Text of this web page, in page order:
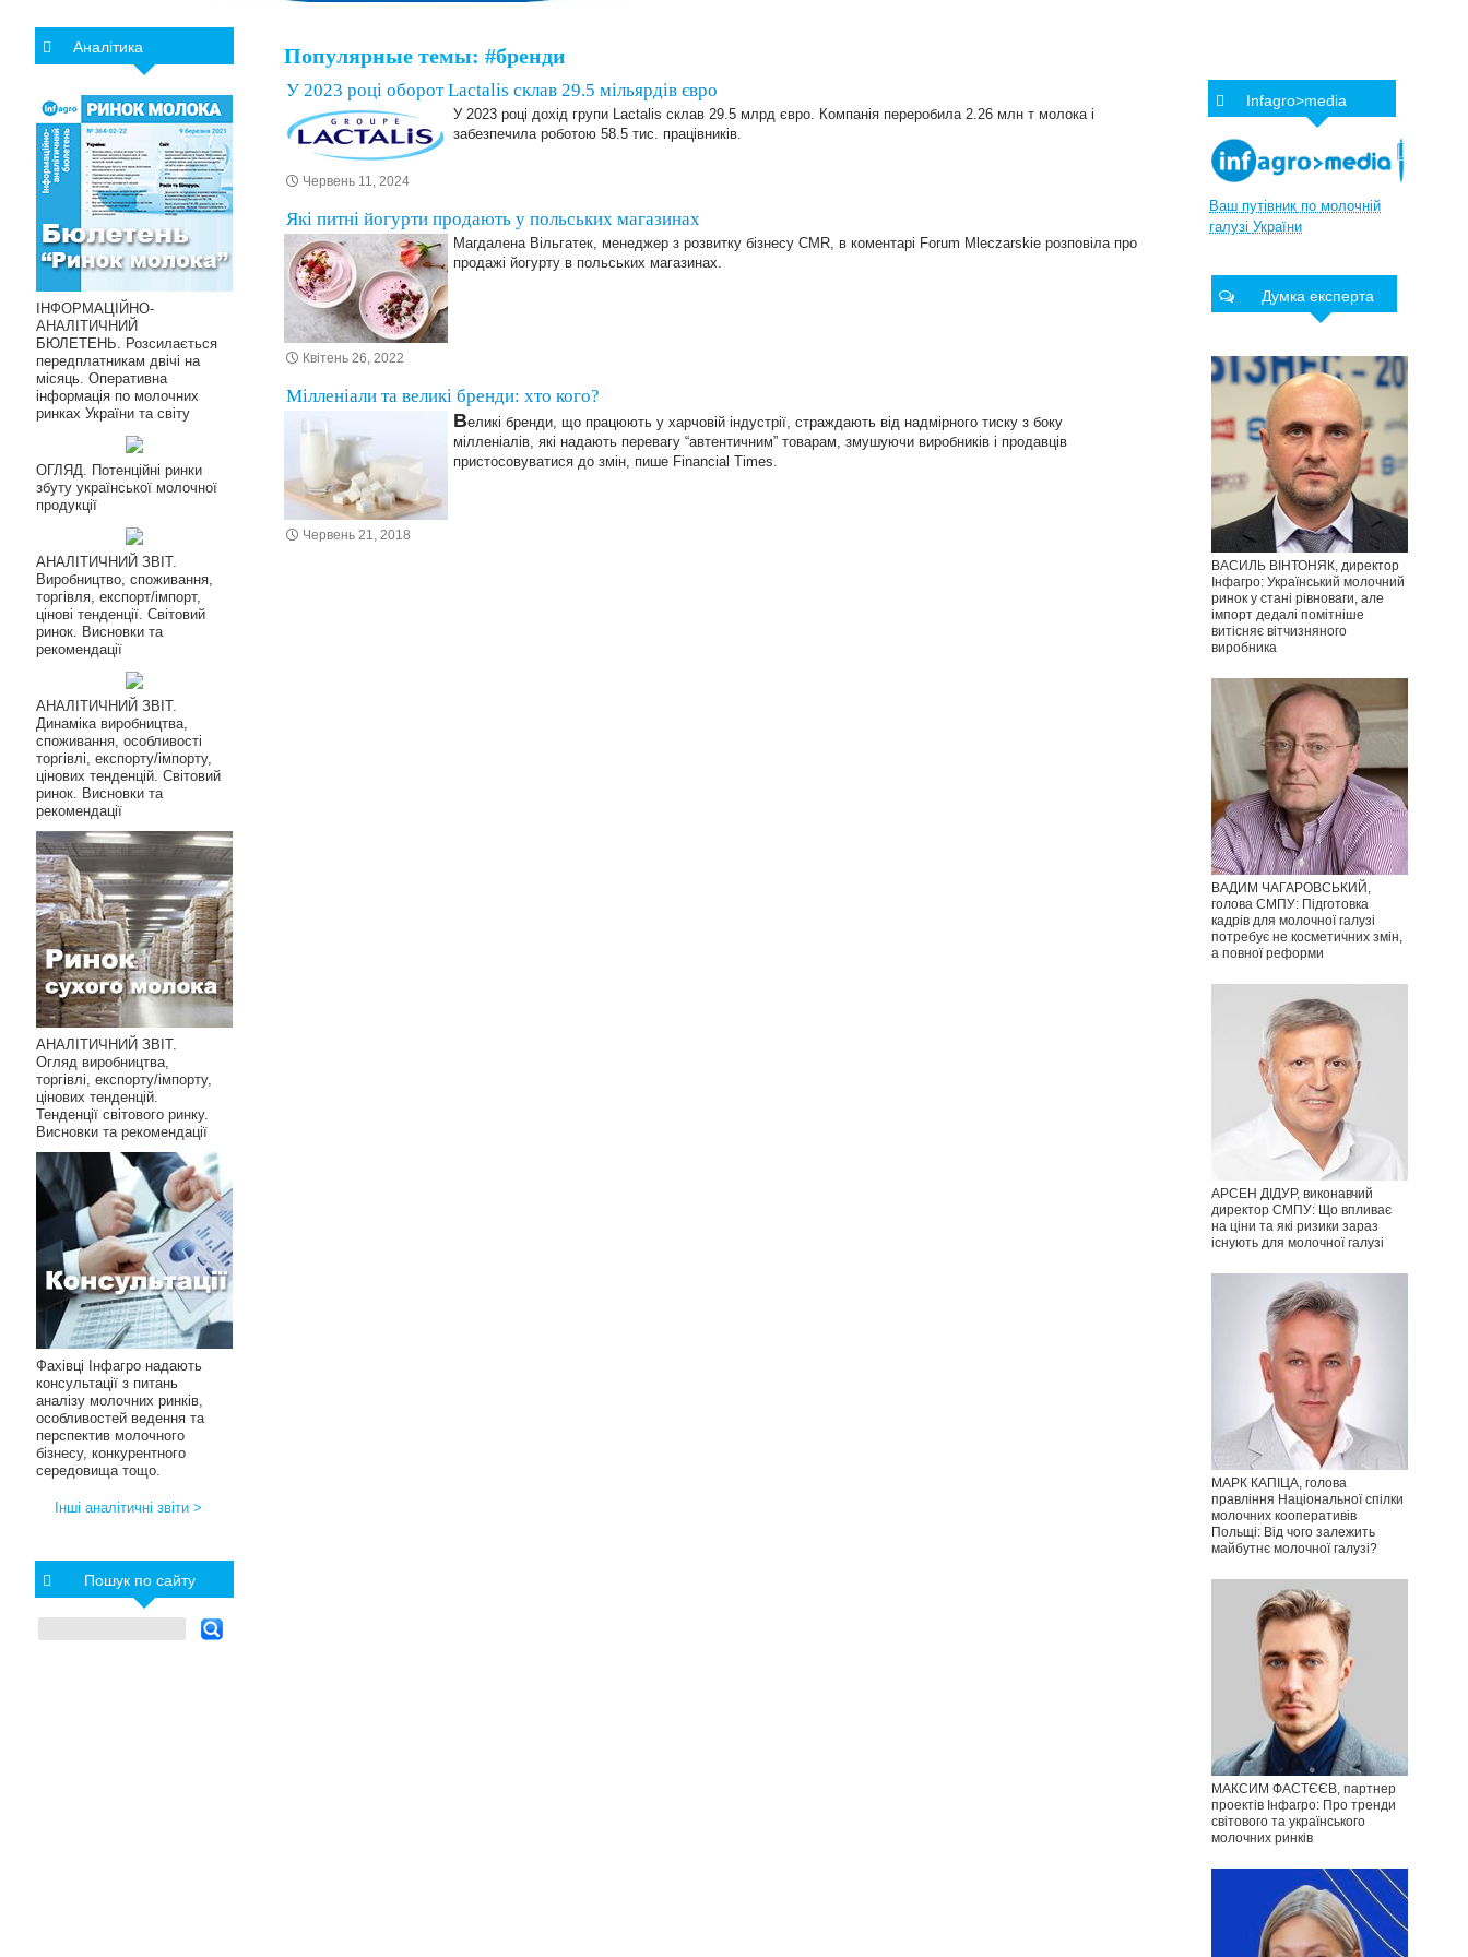
Популярные темы: #бренди
У 2023 році оборот Lactalis склав 29.5 мільярдів євро
У 2023 році дохід групи Lactalis склав 29.5 млрд євро. Компанія переробила 2.26 млн т молока і
забезпечила роботою 58.5 тис. працівників.
Червень 11, 2024
Які питні йогурти продають у польських магазинах
Магдалена Вільгатек, менеджер з розвитку бізнесу CMR, в коментарі Forum Mlесzarskie розповіла про
продажі йогурту в польських магазинах.
Квітень 26, 2022
Мілленіали та великі бренди: хто кого?
Великі бренди, що працюють у харчовій індустрії, страждають від надмірного тиску з боку
мілленіалів, які надають перевагу “автентичним” товарам, змушуючи виробників і продавців
пристосовуватися до змін, пише Financial Times.
Червень 21, 2018
Infagro>media
Ваш путівник по молочній
галузі України
Думка експерта
ВАСИЛЬ ВІНТОНЯК, директор
Інфагро: Український молочний
ринок у стані рівноваги, але
імпорт дедалі помітніше
витісняє вітчизняного
виробника
ВАДИМ ЧАГАРОВСЬКИЙ,
голова СМПУ: Підготовка
кадрів для молочної галузі
потребує не косметичних змін,
а повної реформи
АРСЕН ДІДУР, виконавчий
директор СМПУ: Що впливає
на ціни та які ризики зараз
існують для молочної галузі
МАРК КАПІЦА, голова
правління Національної спілки
молочних кооперативів
Польщі: Від чого залежить
майбутнє молочної галузі?
МАКСИМ ФАСТЄЄВ, партнер
проектів Інфагро: Про тренди
світового та українського
молочних ринків
Аналітика
ІНФОРМАЦІЙНО-
АНАЛІТИЧНИЙ
БЮЛЕТЕНЬ. Розсилається
передплатникам двічі на
місяць. Оперативна
інформація по молочних
ринках України та світу
ОГЛЯД. Потенційні ринки
збуту української молочної
продукції
АНАЛІТИЧНИЙ ЗВІТ.
Виробництво, споживання,
торгівля, експорт/імпорт,
цінові тенденції. Світовий
ринок. Висновки та
рекомендації
АНАЛІТИЧНИЙ ЗВІТ.
Динаміка виробництва,
споживання, особливості
торгівлі, експорту/імпорту,
цінових тенденцій. Світовий
ринок. Висновки та
рекомендації
АНАЛІТИЧНИЙ ЗВІТ.
Огляд виробництва,
торгівлі, експорту/імпорту,
цінових тенденцій.
Тенденції світового ринку.
Висновки та рекомендації
Фахівці Інфагро надають
консультації з питань
аналізу молочних ринків,
особливостей ведення та
перспектив молочного
бізнесу, конкурентного
середовища тощо.
Інші аналітичні звіти >
Пошук по сайту